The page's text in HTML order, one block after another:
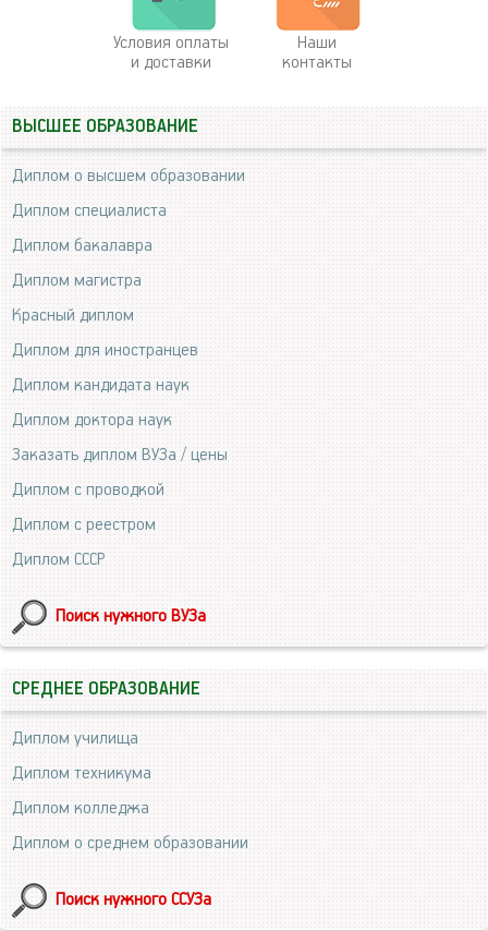
Условия оплаты
и доставки
Наши
контакты
ВЫСШЕЕ ОБРАЗОВАНИЕ
Диплом о высшем образовании
Диплом специалиста
Диплом бакалавра
Диплом магистра
Красный диплом
Диплом для иностранцев
Диплом кандидата наук
Диплом доктора наук
Заказать диплом ВУЗа / цены
Диплом с проводкой
Диплом с реестром
Диплом СССР
Поиск нужного ВУЗа
СРЕДНЕЕ ОБРАЗОВАНИЕ
Диплом училища
Диплом техникума
Диплом колледжа
Диплом о среднем образовании
Поиск нужного ССУЗа